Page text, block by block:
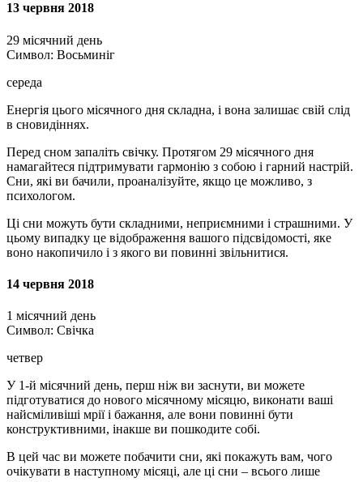
13 червня 2018
29 місячний день
Символ: Восьминіг
середа
Енергія цього місячного дня складна, і вона залишає свій слід
в сновидіннях.
Перед сном запаліть свічку. Протягом 29 місячного дня
намагайтеся підтримувати гармонію з собою і гарний настрій.
Сни, які ви бачили, проаналізуйте, якщо це можливо, з
психологом.
Ці сни можуть бути складними, неприємними і страшними. У
цьому випадку це відображення вашого підсвідомості, яке
воно накопичило і з якого ви повинні звільнитися.
14 червня 2018
1 місячний день
Символ: Свічка
четвер
У 1-й місячний день, перш ніж ви заснути, ви можете
підготуватися до нового місячному місяцю, виконати ваші
найсміливіші мрії і бажання, але вони повинні бути
конструктивними, інакше ви пошкодите собі.
В цей час ви можете побачити сни, які покажуть вам, чого
очікувати в наступному місяці, але ці сни – всього лише